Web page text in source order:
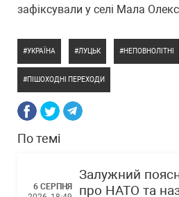
зафіксували у селі Мала
УКРАЇНА ЛУЦЬК НЕПОВНОЛІТНІ
ПІШОХОДНІ ПЕРЕХОДИ
По темі
6 СЕРПНЯ
Залужний
про НАТО та